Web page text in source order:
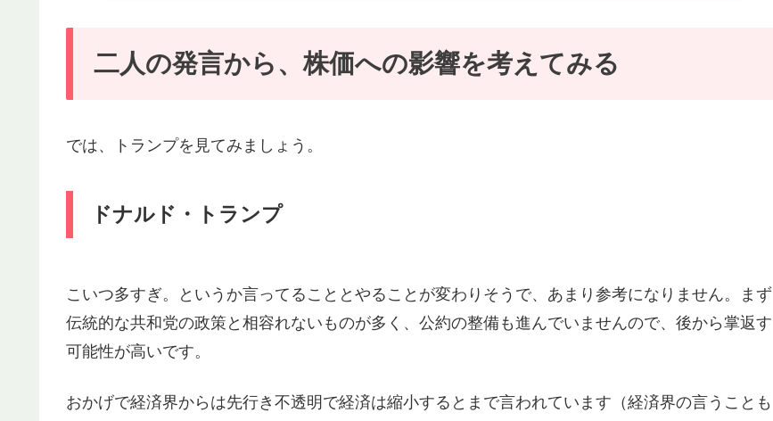
二人の発言から、株価への影響を考えてみる
では、トランプを見てみましょう。
ドナルド・トランプ
こいつ多すぎ。というか言ってることとやることが変わりそうで、あまり参考になりません。まず
伝統的な共和党の政策と相容れないものが多く、公約の整備も進んでいませんので、後から掌返す
可能性が高いです。
おかげで経済界からは先行き不透明で経済は縮小するとまで言われています（経済界の言うことも